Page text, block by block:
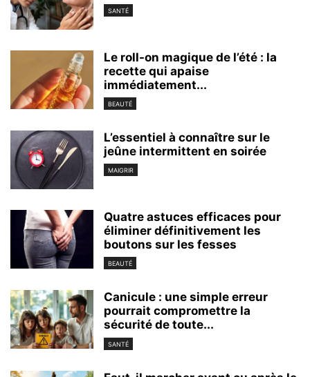
SANTÉ
Le roll-on magique de l’été : la
recette qui apaise
immédiatement...
BEAUTÉ
L’essentiel à connaître sur le
jeûne intermittent en soirée
MAIGRIR
Quatre astuces efficaces pour
éliminer définitivement les
boutons sur les fesses
BEAUTÉ
Canicule : une simple erreur
pourrait compromettre la
sécurité de toute...
SANTÉ